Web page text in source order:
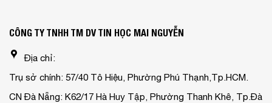
CÔNG TY TNHH TM DV TIN HỌC MAI NGUYỄN
Địa chỉ:
Trụ sở chính: 57/40 Tô Hiệu, Phường Phú Thạnh,Tp.HCM.
CN Đà Nẵng: K62/17 Hà Huy Tập, Phường Thanh Khê, Tp.Đà